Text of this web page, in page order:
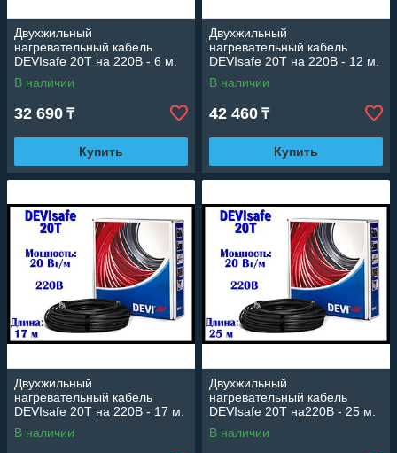
Двухжильный
нагревательный кабель
DEVIsafe 20T на 220В - 6 м.
(DTCE-20, длина: 6 м.,
мощность: 125 Вт)
В наличии
32 690 ₸
Купить
Двухжильный
нагревательный кабель
DEVIsafe 20T на 220В - 12 м.
(DTCE-20, длина: 12 м.,
мощность: 245 Вт)
В наличии
42 460 ₸
Купить
Двухжильный
нагревательный кабель
DEVIsafe 20T на 220В - 17 м.
(DTCE-20, длина: 17 м.,
мощность: 335 Вт)
В наличии
Двухжильный
нагревательный кабель
DEVIsafe 20T на220В - 25 м.
(DTCE-20, длина: 25 м.,
мощность: 505 Вт)
В наличии